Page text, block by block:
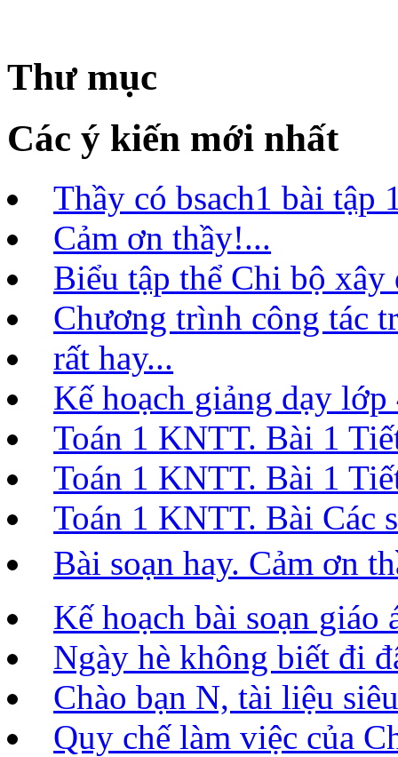
Thư mục
Các ý kiến mới nhất
Thầy có bsach1 bài tập
Cảm ơn thầy!...
Biểu tập thể Chi bộ
Chương trình công tác
rất hay...
Kế hoạch giảng dạy
Toán 1 KNTT. Bài 1
Toán 1 KNTT. Bài 1
Toán 1 KNTT. Bài Các
Bài soạn hay. Cảm
Kế hoạch bài soạn
Ngày hè không biết đi
Chào bạn N, tài liệu
Quy chế làm việc của